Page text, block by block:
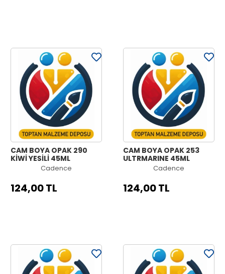
CAM BOYA OPAK 290
KİWİ YEŞİLİ 45ML
Cadence
124,00 TL
CAM BOYA OPAK 253
ULTRMARINE 45ML
Cadence
124,00 TL